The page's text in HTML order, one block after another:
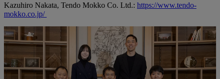
Kazuhiro Nakata, Tendo Mokko Co. Ltd.: https://www.tendo-
mokko.co.jp/